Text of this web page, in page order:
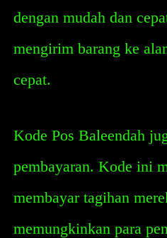
dengan mudah dan
mengirim barang ke
cepat.
Kode Pos Baleendah
pembayaran. Kode ini
membayar tagihan
memungkinkan para